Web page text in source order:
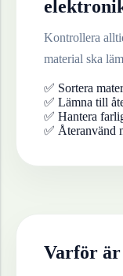
Kontrollera
material ska
✅ Sortera
✅ Lämna till
✅ Hantera
✅ Återanvänd
Varför